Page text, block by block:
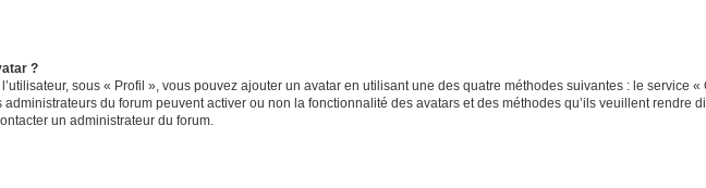
?
sous « Profil », vous pouvez ajouter un avatar en utilisant une des quatre méthodes suivantes : le service
administrateurs du forum peuvent activer ou non la fonctionnalité des avatars et des méthodes qu’ils veuillent rendre
un administrateur du forum.